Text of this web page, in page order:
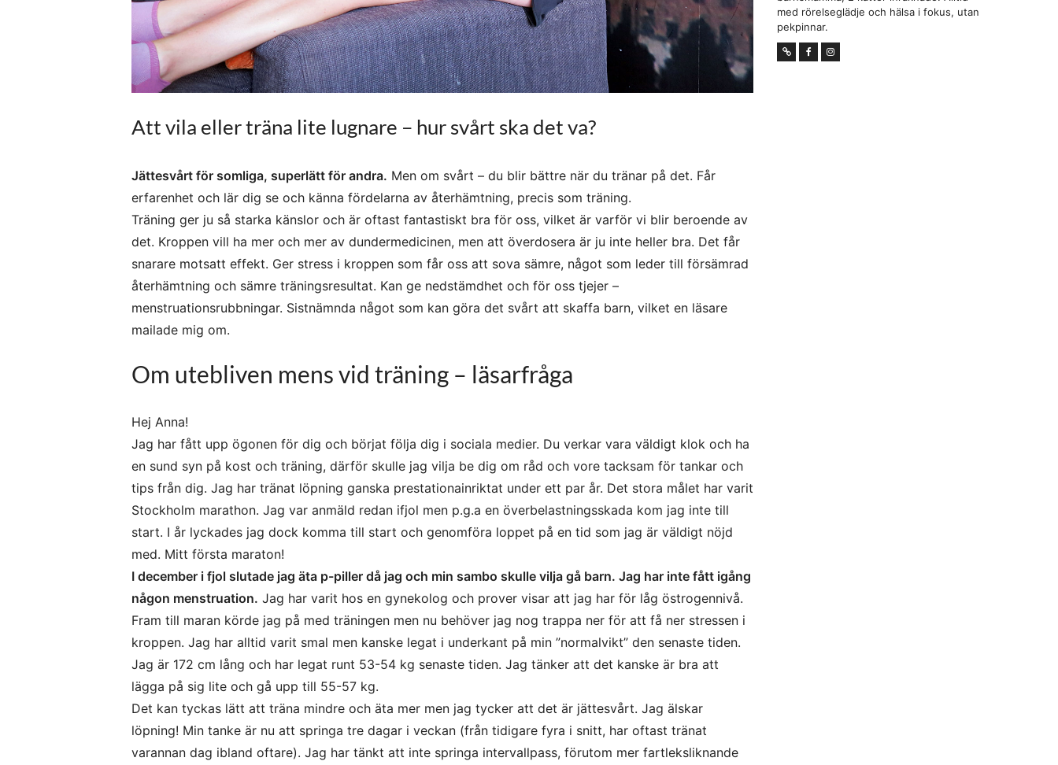
Att vila eller träna lite lugnare – hur svårt ska det va?
Jättesvårt för somliga, superlätt för andra. Men om svårt – du blir bättre när du tränar på det. Får
erfarenhet och lär dig se och känna fördelarna av återhämtning, precis som träning.
Träning ger ju så starka känslor och är oftast fantastiskt bra för oss, vilket är varför vi blir beroende av
det. Kroppen vill ha mer och mer av dundermedicinen, men att överdosera är ju inte heller bra. Det får
snarare motsatt effekt. Ger stress i kroppen som får oss att sova sämre, något som leder till försämrad
återhämtning och sämre träningsresultat. Kan ge nedstämdhet och för oss tjejer –
menstruationsrubbningar. Sistnämnda något som kan göra det svårt att skaffa barn, vilket en läsare
mailade mig om.
Om utebliven mens vid träning – läsarfråga
Hej Anna!
Jag har fått upp ögonen för dig och börjat följa dig i sociala medier. Du verkar vara väldigt klok och ha
en sund syn på kost och träning, därför skulle jag vilja be dig om råd och vore tacksam för tankar och
tips från dig. Jag har tränat löpning ganska prestationainriktat under ett par år. Det stora målet har varit
Stockholm marathon. Jag var anmäld redan ifjol men p.g.a en överbelastningsskada kom jag inte till
start. I år lyckades jag dock komma till start och genomföra loppet på en tid som jag är väldigt nöjd
med. Mitt första maraton!
I december i fjol slutade jag äta p-piller då jag och min sambo skulle vilja gå barn. Jag har inte fått igång
någon menstruation. Jag har varit hos en gynekolog och prover visar att jag har för låg östrogennivå.
Fram till maran körde jag på med träningen men nu behöver jag nog trappa ner för att få ner stressen i
kroppen. Jag har alltid varit smal men kanske legat i underkant på min ”normalvikt” den senaste tiden.
Jag är 172 cm lång och har legat runt 53-54 kg senaste tiden. Jag tänker att det kanske är bra att
lägga på sig lite och gå upp till 55-57 kg.
Det kan tyckas lätt att träna mindre och äta mer men jag tycker att det är jättesvårt. Jag älskar
löpning! Min tanke är nu att springa tre dagar i veckan (från tidigare fyra i snitt, har oftast tränat
varannan dag ibland oftare). Jag har tänkt att inte springa intervallpass, förutom mer fartleksliknande
med rörelseglädje och hälsa i fokus, utan
pekpinnar.